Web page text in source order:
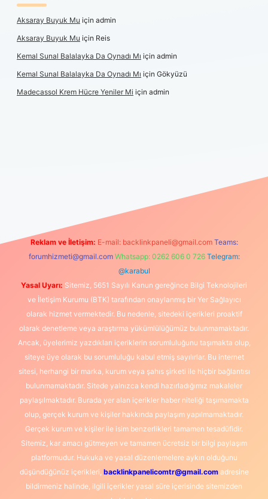
Aksaray Buyuk Mu için admin
Aksaray Buyuk Mu için Reis
Kemal Sunal Balalayka Da Oynadı Mı için admin
Kemal Sunal Balalayka Da Oynadı Mı için Gökyüzü
Madecassol Krem Hücre Yeniler Mi için admin
Reklam ve İletişim: E-mail: backlinkpaneli@gmail.com Teams:
forumhizmeti@gmail.com Whatsapp: 0262 606 0 726 Telegram:
@karabul
Yasal Uyarı: Sitemiz, 5651 Sayılı Kanun gereğince Bilgi Teknolojileri
ve İletişim Kurumu (BTK) tarafından onaylanmış bir Yer Sağlayıcı
olarak hizmet vermektedir. Bu nedenle, sitedeki içerikleri proaktif
olarak denetleme veya araştırma yükümlülüğümüz bulunmamaktadır.
Ancak, üyelerimiz yazdıkları içeriklerin sorumluluğunu taşımakta olup,
siteye üye olarak bu sorumluluğu kabul etmiş sayılırlar. Bu internet
sitesi, herhangi bir marka, kurum veya şahıs şirketi ile hiçbir bağlantısı
bulunmamaktadır. Sitede yalnızca kendi hazırladığımız makaleler
paylaşılmaktadır. Burada yer alan içerikler haber niteliği taşımamakta
olup, gerçek kurum ve kişiler hakkında paylaşım yapılmamaktadır.
Gerçek kurum ve kişiler ile isim benzerlikleri tamamen tesadüfidir.
Sitemiz, kar amacı gütmeyen ve tamamen ücretsiz bir bilgi paylaşım
platformudur. Hukuka ve yasal düzenlemelere aykırı olduğunu
düşündüğünüz içerikleri, backlinkpanelicomtr@gmail.comadresine
bildirmeniz halinde, ilgili içerikler yasal süre içerisinde sitemizden